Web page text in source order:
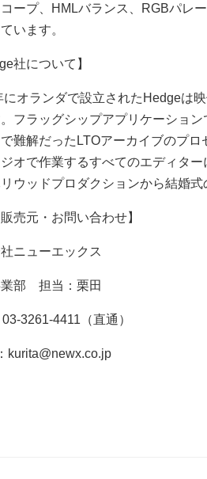
コープ、HMLバランス、RGBパレ
います。
社について】
にオランダで設立されたHedgeは
。フラッグシップアプリケーショ
難解だったLTOアーカイブのプ
オで作業するすべてのエディタ
ウッドプロダクションから結婚
販売元・お問い合わせ】
ニューエックス
業部 担当：栗田
3261-4411（直通）
kurita@newx.co.jp